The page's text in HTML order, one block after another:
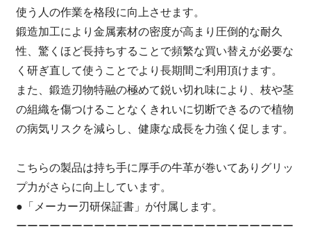
使う人の作業を格段に向上させます。
鍛造加工により金属素材の密度が高まり圧倒的な耐久
性、驚くほど長持ちすることで頻繁な買い替えが必要な
く研ぎ直して使うことでより長期間ご利用頂けます。
また、鍛造刃物特融の極めて鋭い切れ味により、枝や茎
の組織を傷つけることなくきれいに切断できるので植物
の病気リスクを減らし、健康な成長を力強く促します。
こちらの製品は持ち手に厚手の牛革が巻いてありグリッ
プ力がさらに向上しています。
●「メーカー刃研保証書」が付属します。
ーーーーーーーーーーーーーーーーーーーーーーーーー